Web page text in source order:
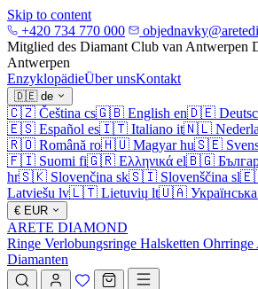
Skip to content
+420 734 770 000
Mitglied des Diamant Club van Antwerpen
Antwerpen
EnzyklopädieÜber unsKontakt
🇩🇪 de
🇨🇿 Čeština cs🇬🇧 English en🇩🇪
🇪🇸 Español es🇮🇹 Italiano it🇳🇱
🇷🇴 Română ro🇭🇺 Magyar hu🇸🇪
🇫🇮 Suomi fi🇬🇷 Ελληνικά el🇧🇬
hr🇸🇰 Slovenčina sk🇸🇮 Slovenščina sl
Latviešu lv🇱🇹 Lietuvių lt🇺🇦 Українська
€ EUR
ARETE DIAMOND
Ringe Verlobungsringe Halsketten Ohrringe
Diamanten